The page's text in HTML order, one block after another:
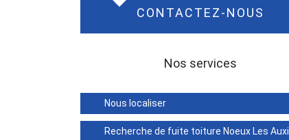
CONTACTEZ-NOUS
Nos services
Nous localiser
Recherche de fuite toiture Noeux Les Auxi